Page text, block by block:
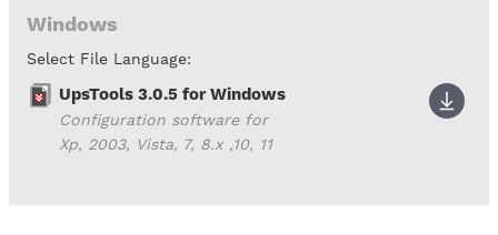
Windows
Select File Language:
UpsTools 3.0.5 for Windows
Configuration software for
Xp, 2003, Vista, 7, 8.x ,10, 11